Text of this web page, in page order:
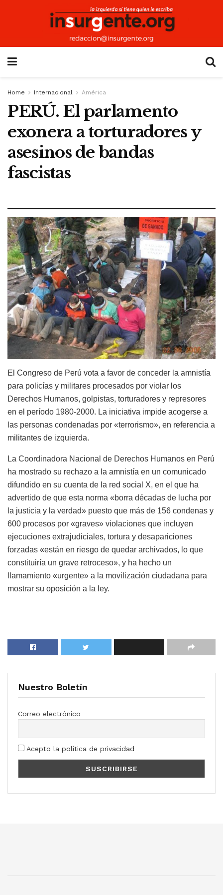
Home Internacional América
PERÚ. El parlamento
exonera a torturadores y
asesinos de bandas
fascistas
El Congreso de Perú vota a favor de conceder la amnistía
para policías y militares procesados por violar los
Derechos Humanos, golpistas, torturadores y represores
en el período 1980-2000. La iniciativa impide acogerse a
las personas condenadas por «terrorismo», en referencia a
militantes de izquierda.
La Coordinadora Nacional de Derechos Humanos en Perú
ha mostrado su rechazo a la amnistía en un comunicado
difundido en su cuenta de la red social X, en el que ha
advertido de que esta norma «borra décadas de lucha por
la justicia y la verdad» puesto que más de 156 condenas y
600 procesos por «graves» violaciones que incluyen
ejecuciones extrajudiciales, tortura y desapariciones
forzadas «están en riesgo de quedar archivados, lo que
constituiría un grave retroceso», y ha hecho un
llamamiento «urgente» a la movilización ciudadana para
mostrar su oposición a la ley.
Nuestro Boletín
Correo electrónico
Acepto la política de privacidad